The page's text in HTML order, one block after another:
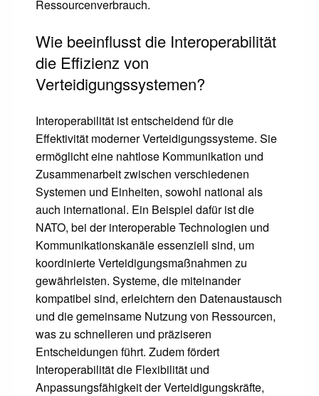
Ressourcenverbrauch.
Wie beeinflusst die Interoperabilität
die Effizienz von
Verteidigungssystemen?
Interoperabilität ist entscheidend für die
Effektivität moderner Verteidigungssysteme. Sie
ermöglicht eine nahtlose Kommunikation und
Zusammenarbeit zwischen verschiedenen
Systemen und Einheiten, sowohl national als
auch international. Ein Beispiel dafür ist die
NATO, bei der interoperable Technologien und
Kommunikationskanäle essenziell sind, um
koordinierte Verteidigungsmaßnahmen zu
gewährleisten. Systeme, die miteinander
kompatibel sind, erleichtern den Datenaustausch
und die gemeinsame Nutzung von Ressourcen,
was zu schnelleren und präziseren
Entscheidungen führt. Zudem fördert
Interoperabilität die Flexibilität und
Anpassungsfähigkeit der Verteidigungskräfte,